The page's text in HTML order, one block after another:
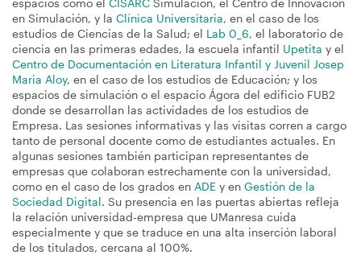
en Simulación, y la Clínica Universitaria, en el caso de los
estudios de Ciencias de la Salud; el Lab 0_6, el laboratorio de
ciencia en las primeras edades, la escuela infantil Upetita y el
Centro de Documentación en Literatura Infantil y Juvenil Josep
Maria Aloy, en el caso de los estudios de Educación; y los
espacios de simulación o el espacio Ágora del edificio FUB2
donde se desarrollan las actividades de los estudios de
Empresa. Las sesiones informativas y las visitas corren a cargo
tanto de personal docente como de estudiantes actuales. En
algunas sesiones también participan representantes de
empresas que colaboran estrechamente con la universidad,
como en el caso de los grados en ADE y en Gestión de la
Sociedad Digital. Su presencia en las puertas abiertas refleja
la relación universidad-empresa que UManresa cuida
especialmente y que se traduce en una alta inserción laboral
de los titulados, cercana al 100%.